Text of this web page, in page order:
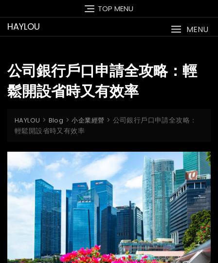
to
content
TOP MENU
HAYLOU MENU
公司銀行戶口申請全攻略：輕
鬆開設省時又有效率
HAYLOU > Blog >小企業經營 > 公司銀行戶口申請全攻略：
輕鬆開設省時又有效率